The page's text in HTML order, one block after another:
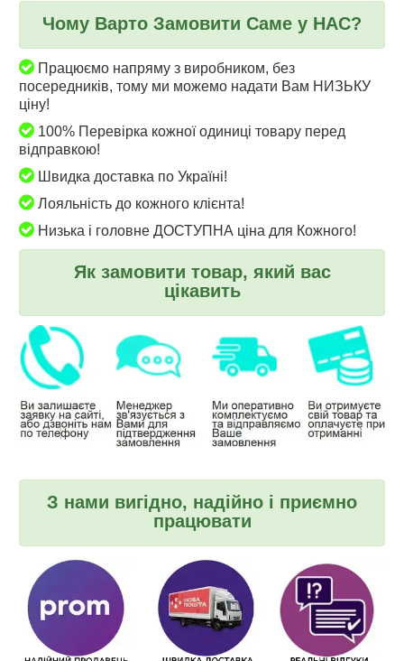
Чому Варто Замовити Саме у НАС?
Працюємо напряму з виробником, без
посередників, тому ми можемо надати Вам НИЗЬКУ
ціну!
100% Перевірка кожної одиниці товару перед
відправкою!
Швидка доставка по Україні!
Лояльність до кожного клієнта!
Низька і головне ДОСТУПНА ціна для Кожного!
Як замовити товар, який вас
цікавить
З нами вигідно, надійно і приємно
працювати